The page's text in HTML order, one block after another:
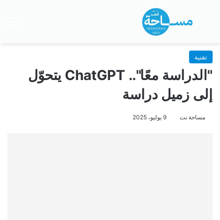
بحث عن
تقنية
"الدراسة معًا".. ChatGPT يتحوّل
إلى زميل دراسة
مساحة نت 9 يوليو، 2025